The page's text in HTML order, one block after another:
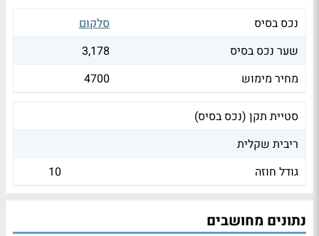
נכס בסיס
סלקום
שער נכס בסיס
3,178
מחיר מימוש
4700
סטיית תקן (נכס בסיס)
ריבית שקלית
גודל חוזה
10
נתונים מחושבים